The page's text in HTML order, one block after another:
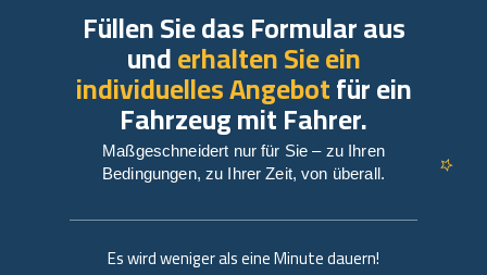
Es wird weniger als eine Minute dauern!
Füllen Sie das Formular aus
underhalten Sie ein
individuelles Angebotfür ein
Fahrzeug mit Fahrer.
Maßgeschneidert nur für Sie – zu Ihren
Bedingungen, zu Ihrer Zeit, von überall.